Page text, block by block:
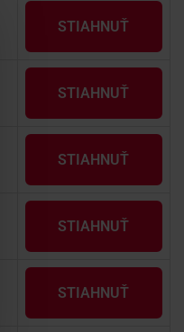
STIAHNUŤ
STIAHNUŤ
STIAHNUŤ
STIAHNUŤ
STIAHNUŤ